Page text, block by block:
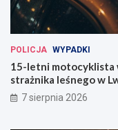
POLICJA WYPADKI
15-letni motocyklista
strażnika leśnego w
7 sierpnia 2026